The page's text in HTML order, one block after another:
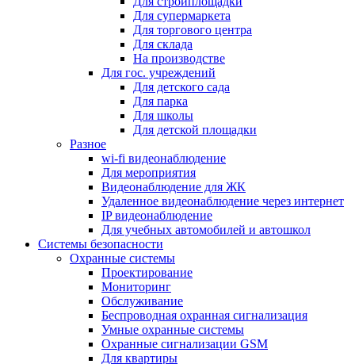
Для супермаркета
Для торгового центра
Для склада
На производстве
Для гос. учреждений
Для детского сада
Для парка
Для школы
Для детской площадки
Разное
wi-fi видеонаблюдение
Для мероприятия
Видеонаблюдение для ЖК
Удаленное видеонаблюдение через интернет
IP видеонаблюдение
Для учебных автомобилей и автошкол
Системы безопасности
Охранные системы
Проектирование
Мониторинг
Обслуживание
Беспроводная охранная сигнализация
Умные охранные системы
Охранные сигнализации GSM
Для квартиры